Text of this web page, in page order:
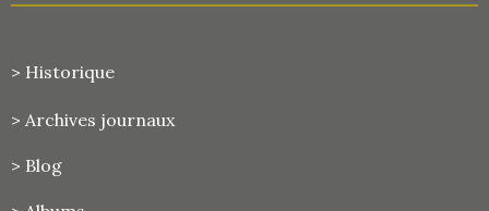
> Historique
> Archives journaux
> Blog